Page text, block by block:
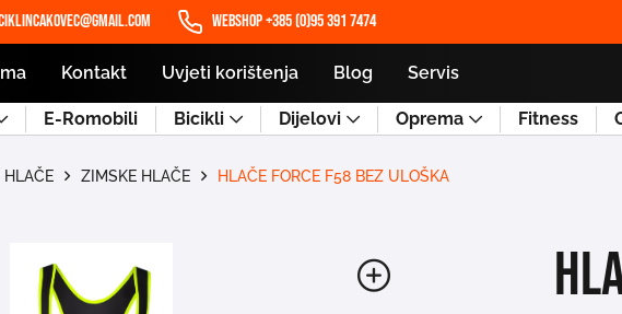
WEBSHOP +385 (0)95 391 7474
Kontakt Uvjeti korištenja Blog Servis
E-Romobili Bicikli Dijelovi Oprema Fitness
HLAČE ZIMSKE HLAČE HLAČE FORCE F58 BEZ ULOŠKA